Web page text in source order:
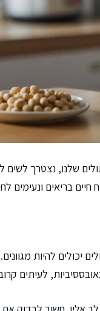
שלנו, נצטרך לשים
חיים בריאים ונעימים
יכולים להיות
לעיתים